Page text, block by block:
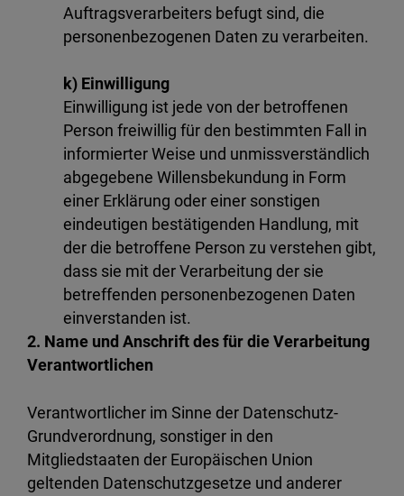
Auftragsverarbeiters befugt sind, die
personenbezogenen Daten zu verarbeiten.
k) Einwilligung
Einwilligung ist jede von der betroffenen
Person freiwillig für den bestimmten Fall in
informierter Weise und unmissverständlich
abgegebene Willensbekundung in Form
einer Erklärung oder einer sonstigen
eindeutigen bestätigenden Handlung, mit
der die betroffene Person zu verstehen gibt,
dass sie mit der Verarbeitung der sie
betreffenden personenbezogenen Daten
einverstanden ist.
2. Name und Anschrift des für die Verarbeitung
Verantwortlichen
Verantwortlicher im Sinne der Datenschutz-
Grundverordnung, sonstiger in den
Mitgliedstaaten der Europäischen Union
geltenden Datenschutzgesetze und anderer